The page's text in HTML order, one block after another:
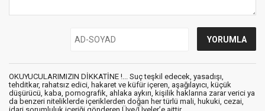
OKUYUCULARIMIZIN DİKKATİNE !... Suç teşkil edecek, yasadışı,
tehditkar, rahatsız edici, hakaret ve küfür içeren, aşağılayıcı, küçük
düşürücü, kaba, pornografik, ahlaka aykırı, kişilik haklarına zarar verici ya
da benzeri niteliklerde içeriklerden doğan her türlü mali, hukuki, cezai,